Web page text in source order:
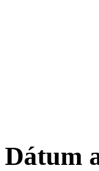
Dátum